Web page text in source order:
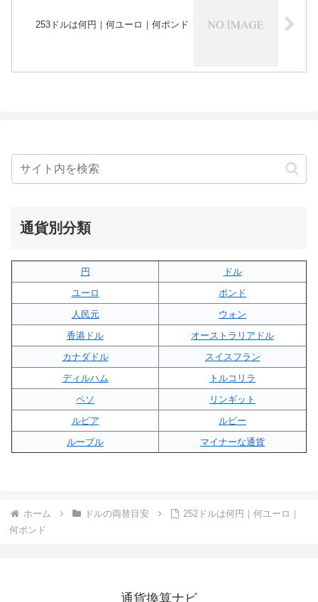
253ドルは何円｜何ユーロ｜何ポンド
通貨別分類
円
ドル
ユーロ
ポンド
人民元
ウォン
香港ドル
オーストラリアドル
カナダドル
スイスフラン
ディルハム
トルコリラ
ペソ
リンギット
ルピア
ルピー
ルーブル
マイナーな通貨
ホーム ドルの両替目安
252ドルは何円｜何ユーロ｜
何ポンド
通貨換算ナビ